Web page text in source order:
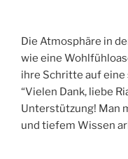
Die Atmosphäre in
wie eine
ihre Schritte auf
“Vielen Dank, liebe
Unterstützung! Man
und tiefem Wissen